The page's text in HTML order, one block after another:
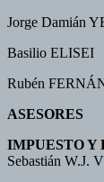
Jorge Damián
Basilio ELISEI
Rubén
ASESORES
IMPUESTO Y
Sebastián W.J.